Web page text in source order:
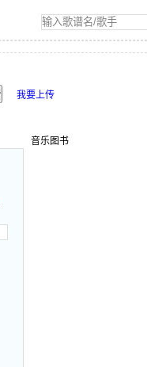
我要上传
音乐图书